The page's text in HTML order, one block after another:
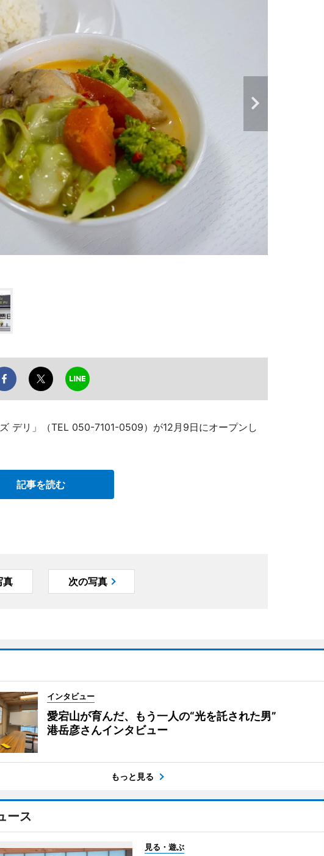
デリ」（TEL 050-7101-0509）が12月9日にオープンし
記事を読む
真 次の写真
インタビュー
愛宕山が育んだ、もう一人の“光を託された男”
港岳彦さんインタビュー
もっと見る
ース
見る・遊ぶ